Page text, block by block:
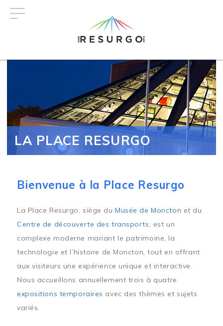
LA PLACE RESURGO
Bienvenue à la Place Resurgo
La Place Resurgo, siège duMusée de Moncton et du
Centre de découverte des transports, est un
complexe moderne mariant le patrimoine, la
technologie et l’histoire de Moncton, tout en offrant
aux visiteurs une expérience unique et interactive.
Nous accueillons annuellement trois à quatre
expositions temporaires avec des thèmes et sujets
variés.